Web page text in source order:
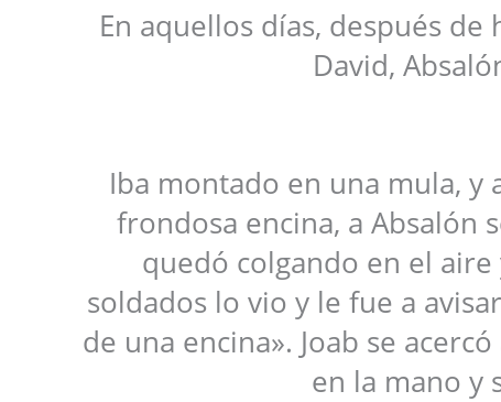
En aquellos días, después
David,
Iba montado en una mula, y
frondosa encina, a Absalón
quedó colgando en el
soldados lo vio y le fue a
de una encina». Joab se
en la mano y